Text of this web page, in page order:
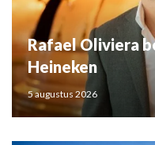
Rafael Oliviera
Heineken
5 augustus 2026